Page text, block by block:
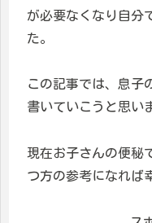
が必要なくなり自分
た。
この記事では、息子
書いていこうと思い
現在お子さんの便秘
つ方の参考になれば